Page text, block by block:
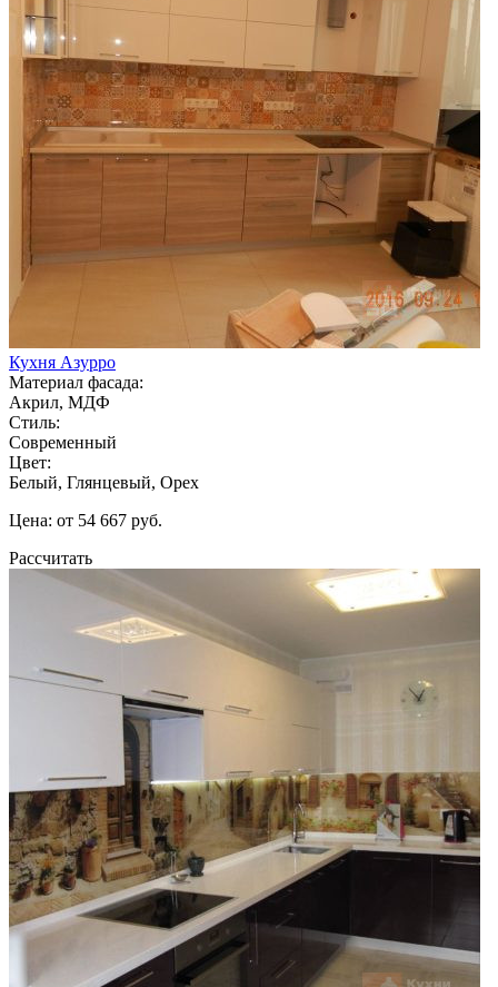
Кухня Азурро
Материал фасада:
Акрил, МДФ
Стиль:
Современный
Цвет:
Белый, Глянцевый, Орех
Цена: от 54 667 руб.
Рассчитать